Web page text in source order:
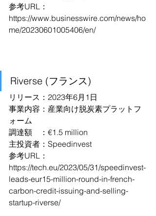
参考URL：
https://www.businesswire.com/news/ho
me/20230601005406/en/
Riverse (フランス)
リリース：2023年6月1日
事業内容：産業向け脱炭素プラットフ
ォーム
調達額　：€1.5 million
主投資者：Speedinvest
参考URL：
https://tech.eu/2023/05/31/speedinvest-
leads-eur15-million-round-in-french-
carbon-credit-issuing-and-selling-
startup-riverse/